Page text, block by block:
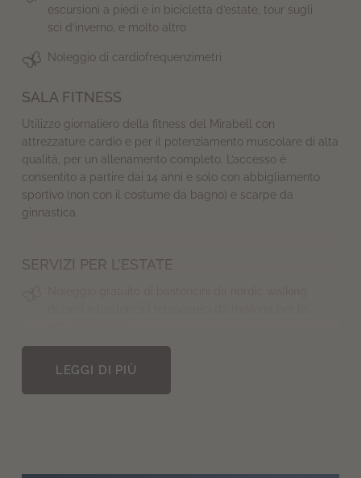
escursioni a piedi e in bicicletta d’estate, tour sugli
sci d’inverno, e molto altro
Noleggio di cardiofrequenzimetri
SALA FITNESS
Utilizzo giornaliero della fitness del Mirabell con
attrezzature cardio e per il potenziamento muscolare di alta
qualità, per un allenamento completo. L’accesso è
consentito a partire dai 14 anni e solo con abbigliamento
sportivo (non con il costume da bagno) e scarpe da
ginnastica.
LEGGI DI PIÙ
SERVIZI PER L’ESTATE
cross), con caschi inclusi